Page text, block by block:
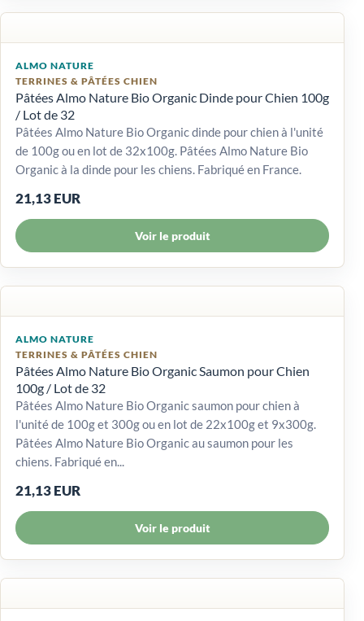
ALMO NATURE
TERRINES & PÂTÉES CHIEN
Pâtées Almo Nature Bio Organic Dinde pour Chien 100g
/ Lot de 32
Pâtées Almo Nature Bio Organic dinde pour chien à l'unité
de 100g ou en lot de 32x100g. Pâtées Almo Nature Bio
Organic à la dinde pour les chiens. Fabriqué en France.
21,13 EUR
Voir le produit
ALMO NATURE
TERRINES & PÂTÉES CHIEN
Pâtées Almo Nature Bio Organic Saumon pour Chien
100g / Lot de 32
Pâtées Almo Nature Bio Organic saumon pour chien à
l'unité de 100g et 300g ou en lot de 22x100g et 9x300g.
Pâtées Almo Nature Bio Organic au saumon pour les
chiens. Fabriqué en...
21,13 EUR
Voir le produit